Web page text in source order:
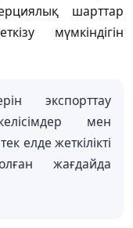
шарттар
мүмкіндігін
экспорттау
мен
елде жеткілікті
жағдайда